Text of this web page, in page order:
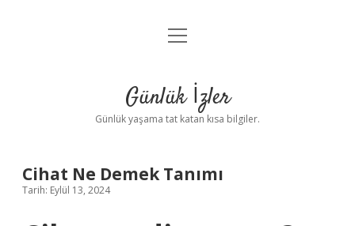
Anasayfa
Yasal Uyarı
menüyü
Günlük İzler
Günlük yaşama tat katan kısa bilgiler.
Cihat Ne Demek Tanımı
Tarih: Eylül 13, 2024